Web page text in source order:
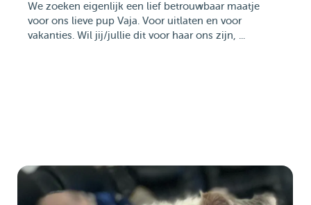
We zoeken eigenlijk een lief betrouwbaar maatje
voor ons lieve pup Vaja. Voor uitlaten en voor
vakanties. Wil jij/jullie dit voor haar ons zijn, ...